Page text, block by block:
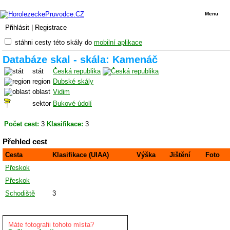
Přihlásit Registrace
Menu
stáhni cesty této skály do mobilní aplikace
Databáze skal - skála: Kamenáč
stát
Česká republika
region Dubské skály
oblast Vidim
sektor Bukové údolí
Počet cest: 3 Klasifikace: 3
Přehled cest
Cesta Klasifikace (UIAA) Výška Jištění
Foto
Přeskok
Přeskok
Schodiště
3
Máte fotografii tohoto místa?